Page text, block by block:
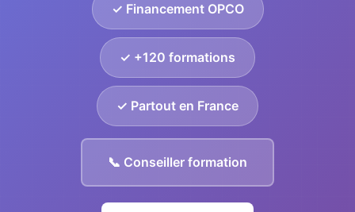
✓ Financement OPCO
✓ +120 formations
✓ Partout en France
📞 Conseiller formation